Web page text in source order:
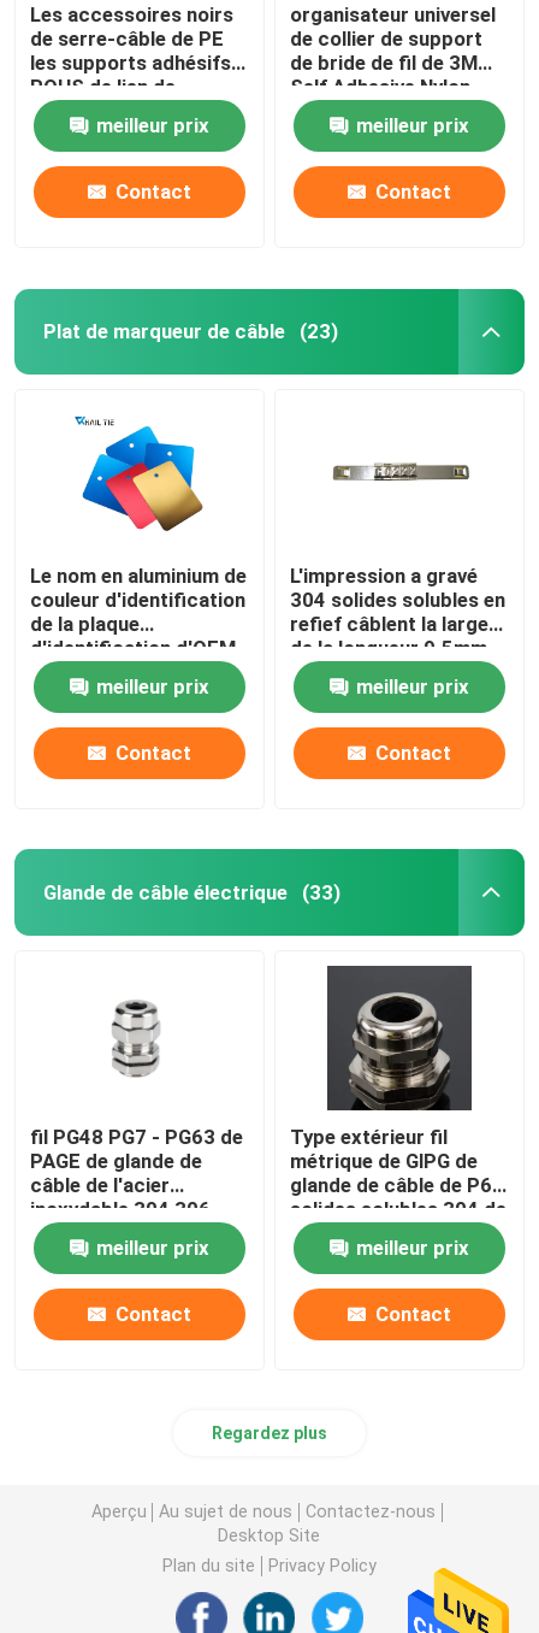
Les accessoires noirs
de serre-câble de PE
les supports adhésifs
ROHS de lien de
fermeture éclair de 28
x de 28mm ont
approuvé
meilleur prix
Contact
organisateur universel
de collier de support
de bride de fil de 3M
Self Adhesive Nylon
meilleur prix
Contact
Plat de marqueur de câble (23)
Le nom en aluminium de
couleur d'identification
de la plaque
d'identification d'OEM
73*38*0.5mm
étiquette pour
l'équipement
meilleur prix
Contact
L'impression a gravé
304 solides solubles en
refief câblent la largeur
de la longueur 9.5mm
du plat 89mm
d'étiquettemeilleur prix
Contact
Glande de câble électrique (33)
fil PG48 PG7 - PG63 de
PAGE de glande de
câble de l'acier
inoxydable 304 306
imperméable
meilleur prix
Contact
Type extérieur fil
métrique de GlPG de
glande de câble de P68
solides solubles 304 de
la taille TNP
imperméablemeilleur prix
Contact
Regardez plus
Aperçu Au sujet de nous
Contactez-nous
Desktop Site
Plan du site
Privacy Policy